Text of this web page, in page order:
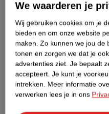
GilletteLabs
Scheersysteem
van 12.
50
568
We waarderen je
Wij gebruiken cookies om je
bieden en om onze website
maken. Zo kunnen we jou de
tonen en zorgen we dat je
advertenties ziet. Je bepaalt
accepteert. Je kunt je
intrekken. Meer informatie
verwerken lees je in ons